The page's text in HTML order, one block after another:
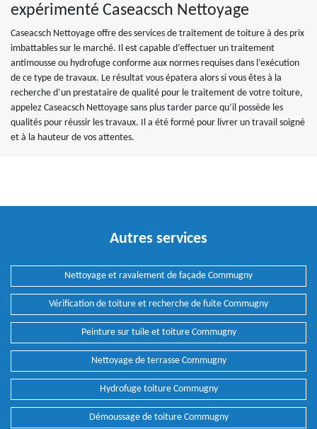
expérimenté Caseacsch Nettoyage
Caseacsch Nettoyage offre des services de traitement de toiture à des prix
imbattables sur le marché. Il est capable d’effectuer un traitement
antimousse ou hydrofuge conforme aux normes requises dans l’exécution
de ce type de travaux. Le résultat vous épatera alors si vous êtes à la
recherche d’un prestataire de qualité pour le traitement de votre toiture,
appelez Caseacsch Nettoyage sans plus tarder parce qu’il possède les
qualités pour réussir les travaux. Il a été formé pour livrer un travail soigné
et à la hauteur de vos attentes.
Autres services
Nettoyage et ravalement de façade Commugny
Vérification de toiture et recherche de fuite Commugny
Peinture sur tuile et toiture Commugny
Nettoyage de terrasse Commugny
Hydrofuge toiture Commugny
Démoussage de toiture Commugny